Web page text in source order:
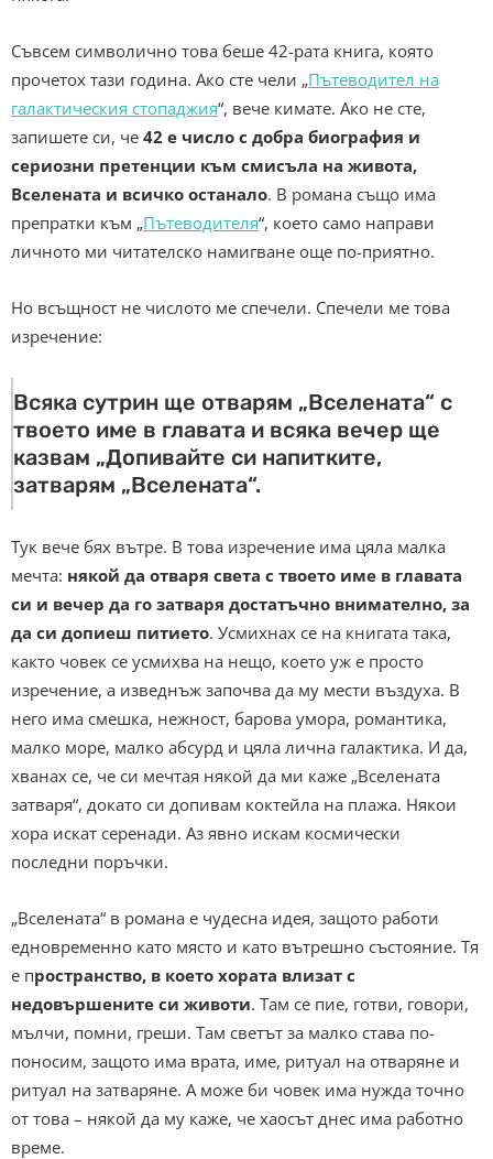
Съвсем символично това беше 42-рата книга, която
прочетох тази година. Ако сте чели „Пътеводител на
галактическия стопаджия“, вече кимате. Ако не сте,
запишете си, че 42 е число с добра биография и
сериозни претенции към смисъла на живота,
Вселената и всичко останало. В романа също има
препратки към „Пътеводителя“, което само направи
личното ми читателско намигване още по-приятно.
Но всъщност не числото ме спечели. Спечели ме това
изречение:
Всяка сутрин ще отварям „Вселената“ с
твоето име в главата и всяка вечер ще
казвам „Допивайте си напитките,
затварям „Вселената“.
Тук вече бях вътре. В това изречение има цяла малка
мечта: някой да отваря света с твоето име в главата
си и вечер да го затваря достатъчно внимателно, за
да си допиеш питието. Усмихнах се на книгата така,
както човек се усмихва на нещо, което уж е просто
изречение, а изведнъж започва да му мести въздуха. В
него има смешка, нежност, барова умора, романтика,
малко море, малко абсурд и цяла лична галактика. И да,
хванах се, че си мечтая някой да ми каже „Вселената
затваря“, докато си допивам коктейла на плажа. Някои
хора искат серенади. Аз явно искам космически
последни поръчки.
„Вселената“ в романа е чудесна идея, защото работи
едновременно като място и като вътрешно състояние. Тя
е пространство, в което хората влизат с
недовършените си животи. Там се пие, готви, говори,
мълчи, помни, греши. Там светът за малко става по-
поносим, защото има врата, име, ритуал на отваряне и
ритуал на затваряне. А може би човек има нужда точно
от това – някой да му каже, че хаосът днес има работно
време.